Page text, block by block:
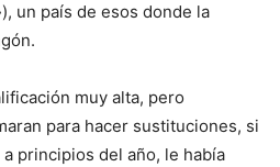
un país de esos donde la
muy alta, pero
para hacer sustituciones, si
principios del año, le había